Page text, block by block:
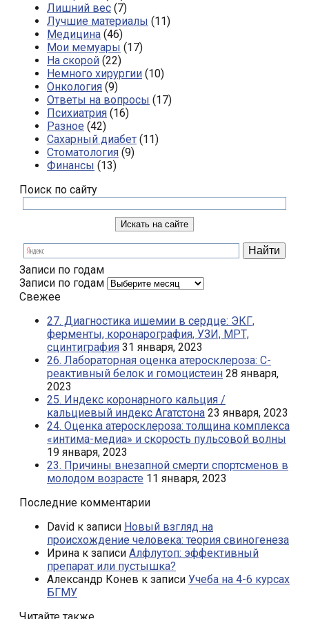
Лишний вес (7)
Лучшие материалы (11)
Медицина (46)
Мои мемуары (17)
На скорой (22)
Немного хирургии (10)
Онкология (9)
Ответы на вопросы (17)
Психиатрия (16)
Разное (42)
Сахарный диабет (11)
Стоматология (9)
Финансы (13)
Поиск по сайту
Записи по годам
Записи по годам
Свежее
27. Диагностика ишемии в сердце: ЭКГ,
ферменты, коронарография, УЗИ, МРТ,
сцинтиграфия 31 января, 2023
26. Лабораторная оценка атеросклероза: С-
реактивный белок и гомоцистеин 28 января,
2023
25. Индекс коронарного кальция /
кальциевый индекс Агатстона 23 января, 2023
24. Оценка атеросклероза: толщина комплекса
«интима-медиа» и скорость пульсовой волны
19 января, 2023
23. Причины внезапной смерти спортсменов в
молодом возрасте 11 января, 2023
Последние комментарии
David к записи Новый взгляд на
происхождение человека: теория свиногенеза
Ирина к записи Алфлутоп: эффективный
препарат или пустышка?
Александр Конев к записи Учеба на 4-6 курсах
БГМУ